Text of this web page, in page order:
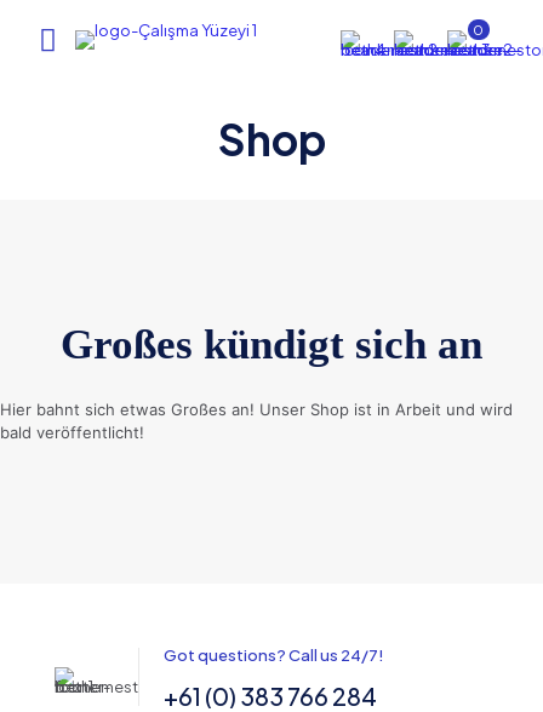
0
Shop
Großes kündigt sich an
Hier bahnt sich etwas Großes an! Unser Shop ist in Arbeit und wird
bald veröffentlicht!
Got questions? Call us 24/7!
+61 (0) 383 766 284